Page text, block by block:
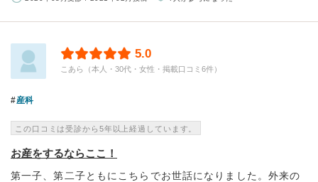
5.0
こあら（本人・30代・女性・掲載口コミ6件）
産科
この口コミは受診から5年以上経過しています。
お産をするならここ！
第一子、第二子ともにこちらでお世話になりました。外来の